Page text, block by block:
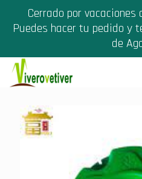
Cerrado por
Puedes hacer tu pedido y
de